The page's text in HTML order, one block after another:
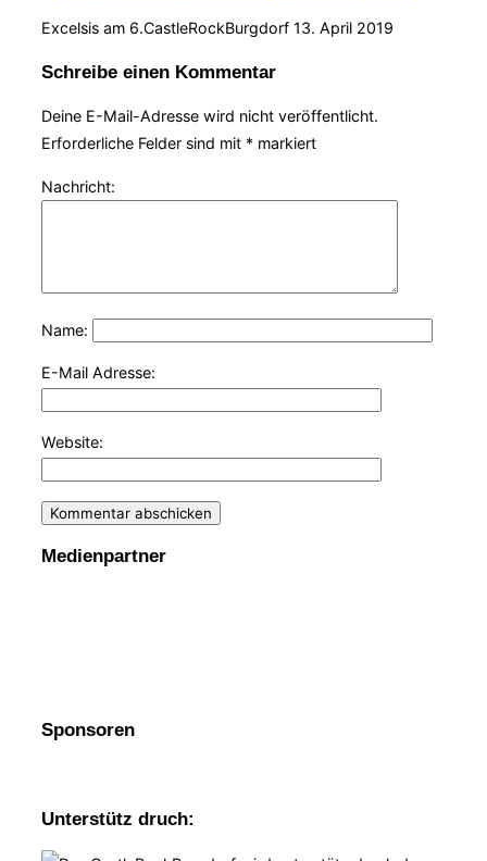
Excelsis am 6.CastleRockBurgdorf 13. April 2019
Schreibe einen Kommentar
Deine E-Mail-Adresse wird nicht veröffentlicht.
Erforderliche Felder sind mit * markiert
Nachricht:
Name:
E-Mail Adresse:
Website:
Medienpartner
Sponsoren
Unterstütz druch: